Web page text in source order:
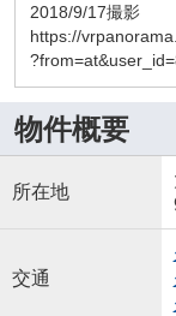
2018/9/17撮影
https://
物件概要
所在地
交通